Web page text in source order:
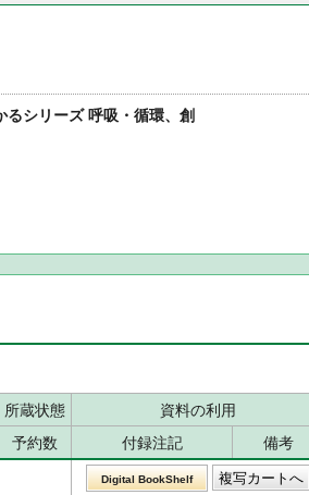
シリーズ 呼吸・循環、創
所蔵状態
資料の利用
予約数 付録注記
備考
Digital BookShelf